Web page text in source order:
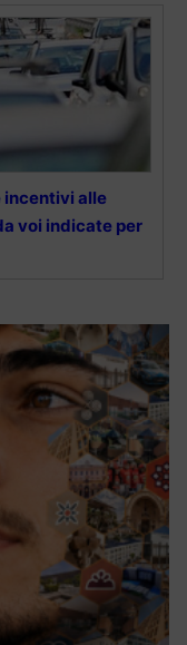
incentivi alle
voi indicate per